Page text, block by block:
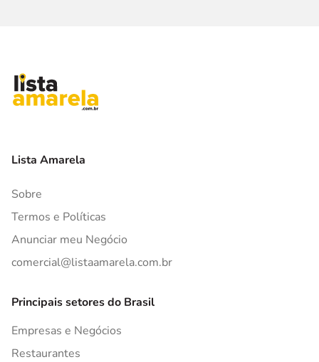
Lista Amarela
Sobre
Termos e Políticas
Anunciar meu Negócio
comercial@listaamarela.com.br
Principais setores do Brasil
Empresas e Negócios
Restaurantes